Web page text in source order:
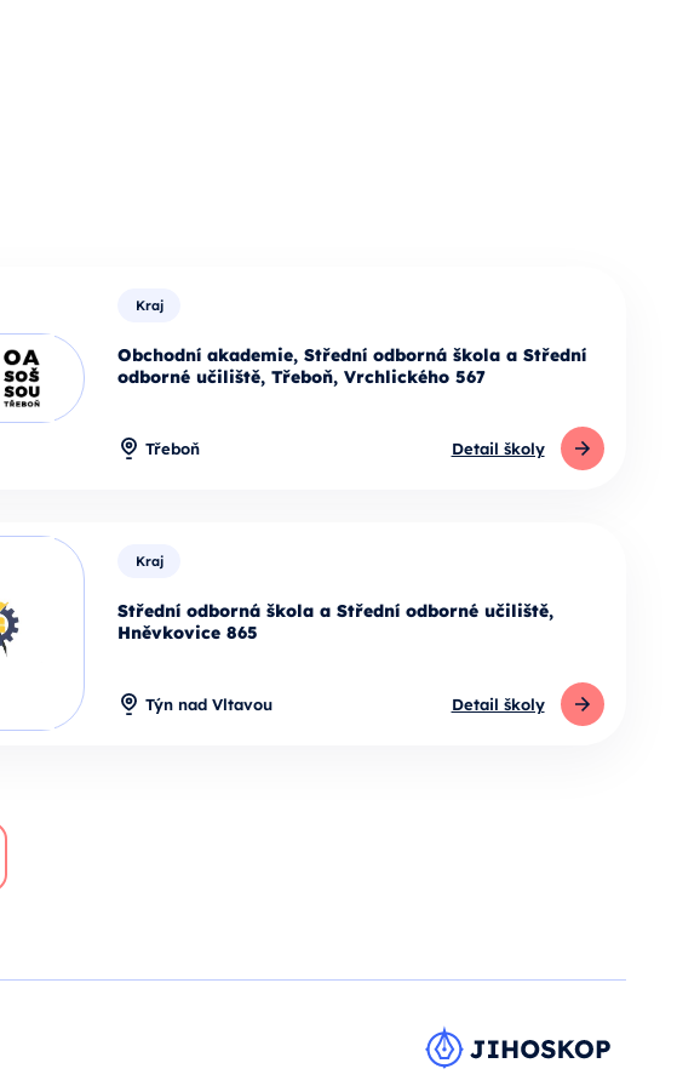
Kraj
Obchodní akademie, Střední odborná škola a Střední
odborné učiliště, Třeboň, Vrchlického 567
Třeboň Detail školy
Kraj
Střední odborná škola a Střední odborné učiliště,
Hněvkovice 865
Týn nad Vltavou Detail školy